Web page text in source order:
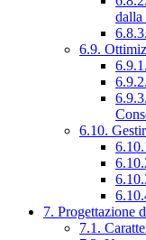
dalla
6.9.
6.10.
7. Progettazione
7.1.